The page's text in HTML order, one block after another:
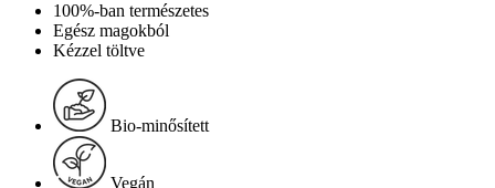
100%-ban természetes
Egész magokból
Kézzel töltve
Bio-minősített
Vegán